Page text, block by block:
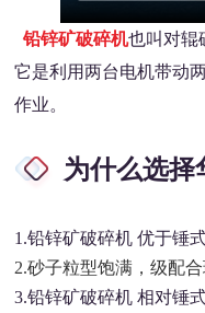
铅锌矿破碎机也叫对辊
它是利用两台电机带动
作业。
为什么选择
1.铅锌矿破碎机 优于锤
2.砂子粒型饱满，级配
3.铅锌矿破碎机 相对锤